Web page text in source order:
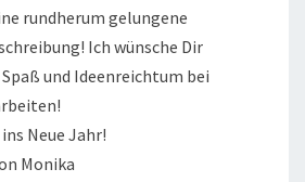
rundherum gelungene
Ich wünsche Dir
und Ideenreichtum bei
Neue Jahr!
Monika